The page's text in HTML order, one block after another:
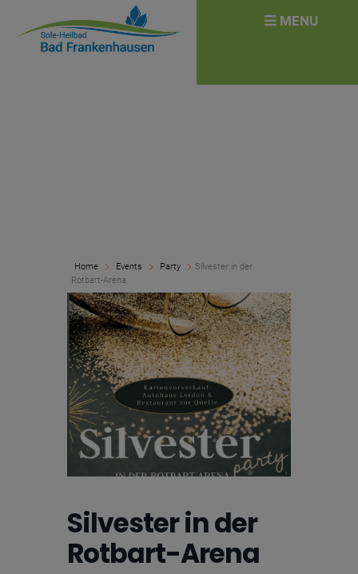
Home Events Party
Silvester in der
Rotbart-Arena
Silvester in der
Rotbart-Arena
for: